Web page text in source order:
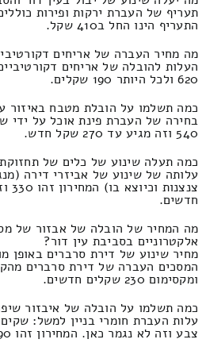
תעריף של העברת ירקות ופירות
התעריף הינו החל ב410 שקל.
מה מחיר העברה של אריחים
העלות להובלה של אריחים
620 ולכל היותר 190 שקלים.
כמה תשלמו על הובלת מטבח באיזור
בחירה של העברת פינת אוכל על ידי
540 וזה מגיע עד 270 שקל חדש.
כמה תעלה שינוע של כלים של
עלותה של שינוע של אביזרי דירה
חדשים.
מה המחיר של הובלה של אבזור של
אלקטרוניים בסביבת עין דור?
מחיר שינוע של דירת סרברים באופן
ומקסימום 230 שקלים חדשים.
כמה תשלמו על הובלה של איבזור
עלות העברת חומרי בניין למשל:
צבע וזה לא נגמר כאן. המחירון זהו 390 ומקסימום 300 שקלים.